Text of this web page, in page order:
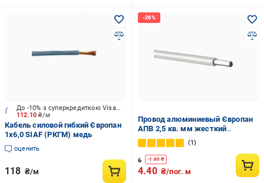
112.10₴/м
До -10% з суперкредиткою Visa Вигода
Кабель силовой гибкий Європан
1x6,0 SIAF (РКГМ) медь
оценить
118 ₴/м
Провод алюминиевый Європан
АПВ 2,5 кв. мм жесткий
одножильный-однопроводный
(120678-1C)
1
6 -1.60 ₴
4.40 ₴/пог. м